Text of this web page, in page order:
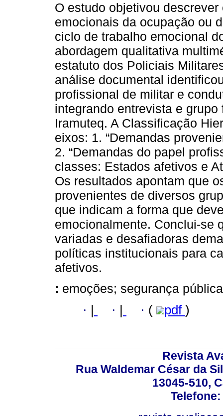
O estudo objetivou
emocionais da ocupação ou
ciclo de trabalho emocional
abordagem qualitativa
estatuto dos Policiais
análise documental
profissional de militar e
integrando entrevista e
Iramuteq. A Classificação
eixos: 1. “Demandas
2. “Demandas do papel
classes: Estados afetivos e
Os resultados apontam que
provenientes de diversos
que indicam a forma que
emocionalmente. Conclui-se
variadas e desafiadoras
políticas institucionais para
afetivos.
: emoções; segurança
· | · | · ( pdf )
Revista
Rua Waldemar César da
13045-510,
Telefone: